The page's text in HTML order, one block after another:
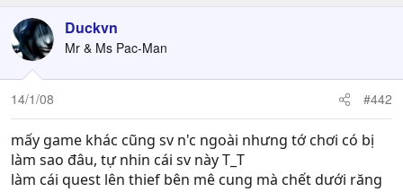
Duckvn
Mr & Ms Pac-Man
14/1/08 #442
mấy game khác cũng sv n'c ngoài nhưng tớ chơi có bị
làm sao đâu, tự nhin cái sv này T_T
làm cái quest lên thief bên mê cung mà chết dưới răng